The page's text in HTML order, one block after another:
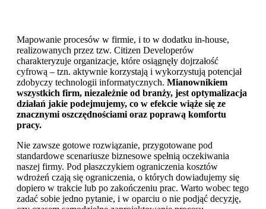
Mapowanie procesów w firmie, i to w dodatku in-house,
realizowanych przez tzw. Citizen Developerów
charakteryzuje organizacje, które osiągnęły dojrzałość
cyfrową – tzn. aktywnie korzystają i wykorzystują potencjał
zdobyczy technologii informatycznych. Mianownikiem
wszystkich firm, niezależnie od branży, jest optymalizacja
działań jakie podejmujemy, co w efekcie wiąże się ze
znacznymi oszczędnościami oraz poprawą komfortu
pracy.
Nie zawsze gotowe rozwiązanie, przygotowane pod
standardowe scenariusze biznesowe spełnią oczekiwania
naszej firmy. Pod płaszczykiem ograniczenia kosztów
wdrożeń czają się ograniczenia, o których dowiadujemy się
dopiero w trakcie lub po zakończeniu prac. Warto wobec tego
zadać sobie jedno pytanie, i w oparciu o nie podjąć decyzję,